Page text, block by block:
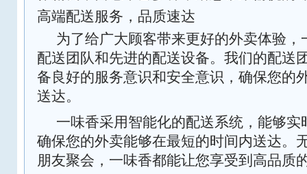
高端配送服务，品质速达
为了给广大顾客带来更好的外卖体验，
配送团队和先进的配送设备。我们的配送
备良好的服务意识和安全意识，确保您的
送达。
一味香采用智能化的配送系统，能够实
确保您的外卖能够在最短的时间内送达。
朋友聚会，一味香都能让您享受到高品质